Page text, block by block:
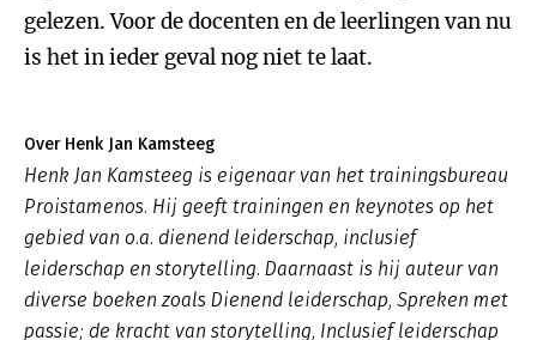
gelezen. Voor de docenten en de leerlingen van nu
is het in ieder geval nog niet te laat.
Over Henk Jan Kamsteeg
Henk Jan Kamsteeg is eigenaar van het trainingsbureau
Proistamenos. Hij geeft trainingen en keynotes op het
gebied van o.a. dienend leiderschap, inclusief
leiderschap en storytelling. Daarnaast is hij auteur van
diverse boeken zoals Dienend leiderschap, Spreken met
passie; de kracht van storytelling, Inclusief leiderschap